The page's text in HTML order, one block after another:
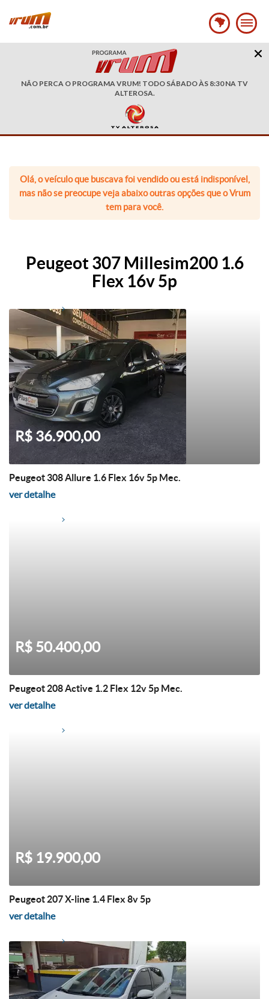
NÃO PERCA O PROGRAMA VRUM! TODO SÁBADO ÀS 8:30 NA TV
ALTEROSA.
Olá, o veículo que buscava foi vendido ou está indisponível,
mas não se preocupe veja abaixo outras opções que o Vrum
tem para você.
Peugeot 307 Millesim200 1.6
Flex 16v 5p
R$ 36.900,00
Peugeot 308 Allure 1.6 Flex 16v 5p Mec.
ver detalhe
R$ 50.400,00
Peugeot 208 Active 1.2 Flex 12v 5p Mec.
ver detalhe
R$ 19.900,00
Peugeot 207 X-line 1.4 Flex 8v 5p
ver detalhe